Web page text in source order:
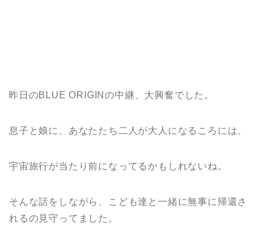
昨日のBLUE ORIGINの中継、大興奮でした。
息子と娘に、あなたたち二人が大人になるころには、
宇宙旅行が当たり前になってるかもしれないね。
そんな話をしながら、こども達と一緒に無事に帰還さ
れるの見守ってました。